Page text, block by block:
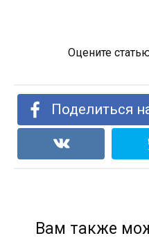
Оцените
Поделиться
Вам также